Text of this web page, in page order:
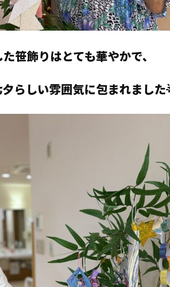
笹飾りはとても華やかで、
らしい雰囲気に包まれました